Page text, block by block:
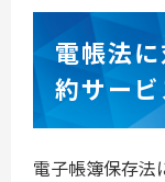
電帳法
約サー
電子帳簿保存法